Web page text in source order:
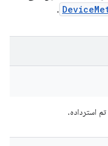
.
استرداده.